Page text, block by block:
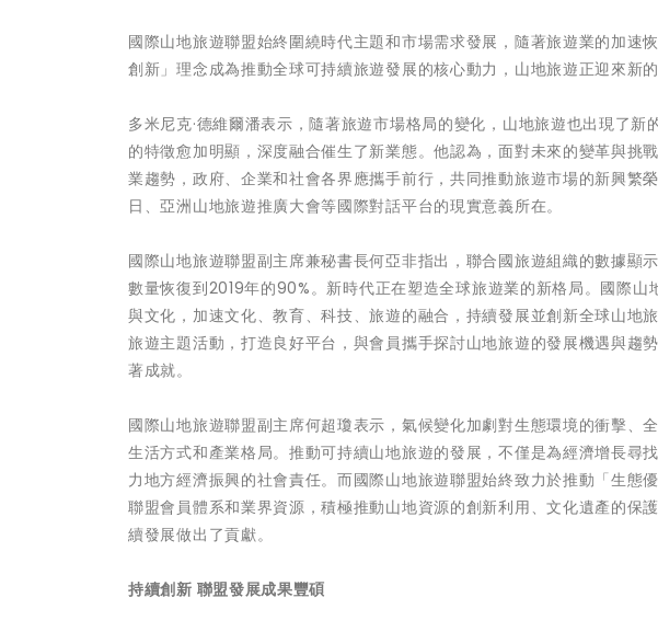
國際山地旅遊聯盟始終圍繞時代主題和市場需求發展，隨著旅遊業的加速
創新」理念成為推動全球可持續旅遊發展的核心動力，山地旅遊正迎來新
多米尼克·德維爾潘表示，隨著旅遊市場格局的變化，山地旅遊也出現了
的特徵愈加明顯，深度融合催生了新業態。他認為，面對未來的變革與挑
業趨勢，政府、企業和社會各界應攜手前行，共同推動旅遊市場的新興繁
日、亞洲山地旅遊推廣大會等國際對話平台的現實意義所在。
國際山地旅遊聯盟副主席兼秘書長何亞非指出，聯合國旅遊組織的數據顯
數量恢復到2019年的90%。新時代正在塑造全球旅遊業的新格局。國際
與文化，加速文化、教育、科技、旅遊的融合，持續發展並創新全球山地
旅遊主題活動，打造良好平台，與會員攜手探討山地旅遊的發展機遇與趨
著成就。
國際山地旅遊聯盟副主席何超瓊表示，氣候變化加劇對生態環境的衝擊、
生活方式和產業格局。推動可持續山地旅遊的發展，不僅是為經濟增長尋
力地方經濟振興的社會責任。而國際山地旅遊聯盟始終致力於推動「生態
聯盟會員體系和業界資源，積極推動山地資源的創新利用、文化遺產的保
續發展做出了貢獻。
持續創新 聯盟發展成果豐碩